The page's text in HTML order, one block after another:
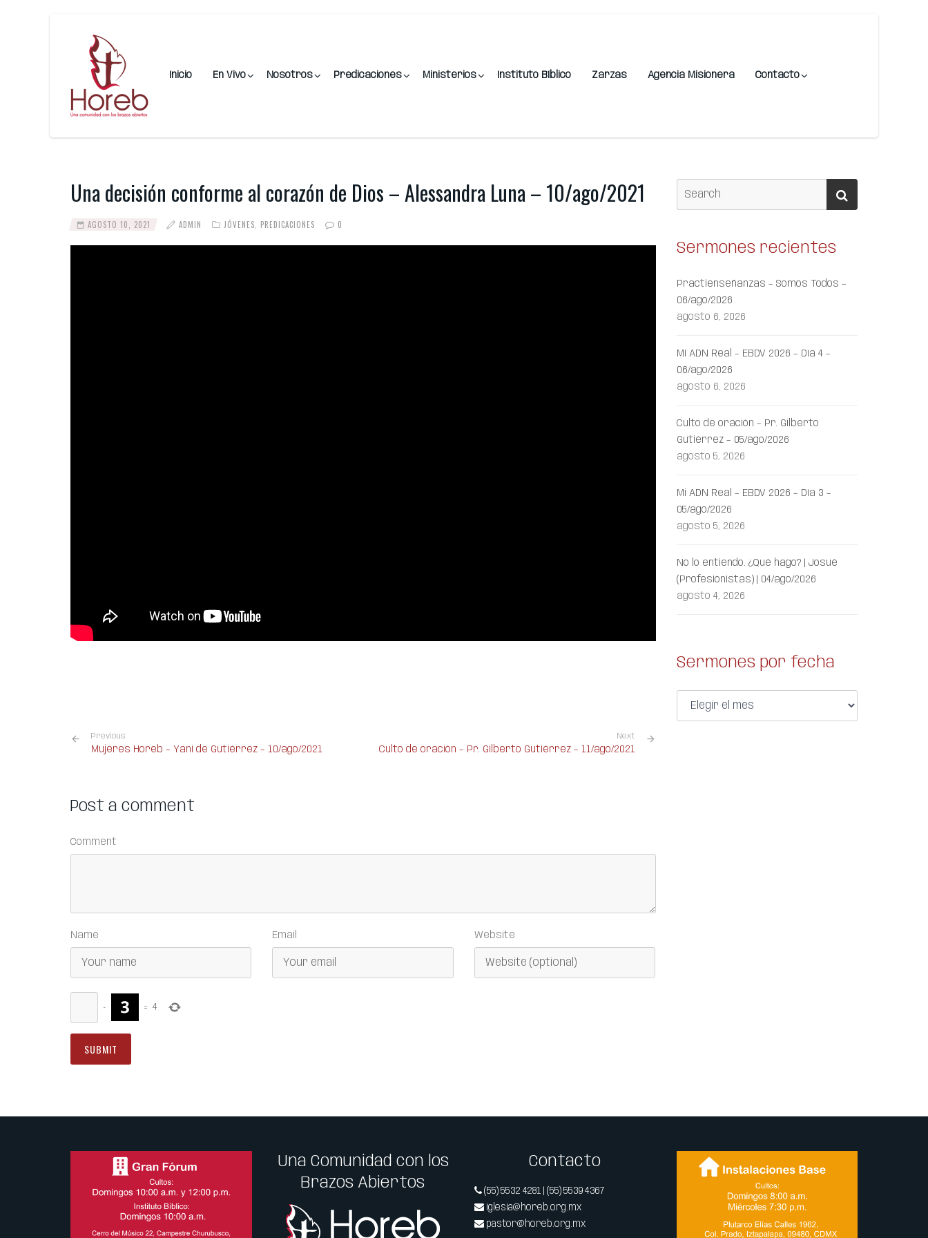
Inicio En Vivo Nosotros Predicaciones Ministerios Instituto Bíblico Zarzas Agencia Misionera Contacto
Una decisión conforme al corazón de Dios – Alessandra Luna – 10/ago/2021
AGOSTO 10, 2021 ADMIN JÓVENES PREDICACIONES 0
Previous
Mujeres Horeb – Yani de Gutiérrez – 10/ago/2021
Next
Culto de oración – Pr. Gilberto Gutiérrez – 11/ago/2021
Post a comment
Comment
Name Email Website
− = 4
Sermones recientes
Practienseñanzas – Somos Todos –
06/ago/2026
agosto 6, 2026
Mi ADN Real – EBDV 2026 – Día 4 –
06/ago/2026
agosto 6, 2026
Culto de oración – Pr. Gilberto
Gutiérrez – 05/ago/2026
agosto 5, 2026
Mi ADN Real – EBDV 2026 – Día 3 –
05/ago/2026
agosto 5, 2026
No lo entiendo. ¿Qué hago? | Josué
(Profesionistas) | 04/ago/2026
agosto 4, 2026
Sermones por fecha
Una Comunidad con los
Brazos Abiertos
Contacto
(55) 5532 4281 | (55) 5539 4367
iglesia@horeb.org.mx
pastor@horeb.org.mx